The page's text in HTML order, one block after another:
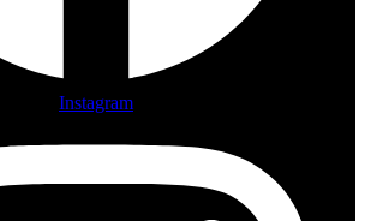
Instagram